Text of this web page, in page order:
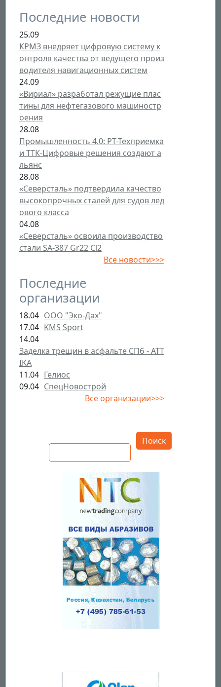
Последние новости
25.09
КРМЗ внедряет цифровую систему к
онтроля качества от ведущего произ
водителя навигационных систем
24.09
«Вириал» разработал режущие плас
тины для нефтегазового машиностр
оения
28.08
Промышленность 4.0: РТ-Техприемка
и ТТК-Цифровые решения создают а
льянс
28.08
«Северсталь» подтвердила качество
высокопрочных сталей для судов лед
ового класса
04.08
«Северсталь» освоила производство
стали SA-387 Gr22 Cl2
Все новости>>>
Последние
организации
18.04 ООО "Эко-Дах"
17.04 KMS Sport
14.04
Заделка трещин в асфальте СПб - ATT
IKA
11.04 Гелиос
09.04 СпецНовострой
Все организации>>>